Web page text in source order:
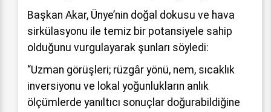
Başkan Akar, Ünye’nin doğal dokusu ve hava
sirkülasyonu ile temiz bir potansiyele sahip
olduğunu vurgulayarak şunları söyledi:
“Uzman görüşleri; rüzgâr yönü, nem, sıcaklık
inversiyonu ve lokal yoğunlukların anlık
ölçümlerde yanıltıcı sonuçlar doğurabildiğine